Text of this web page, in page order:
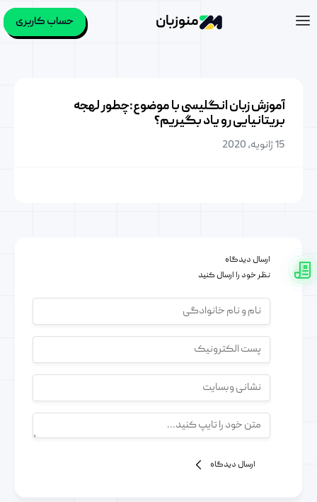
منوزبان حساب کاربری
آموزش زبان انگلیسی با موضوع:چطور لهجه
بریتانیایی رو یاد بگیریم؟
15 ژانویه, 2020
ارسال دیدگاه
نظر خود را ارسال کنید
ارسال دیدگاه